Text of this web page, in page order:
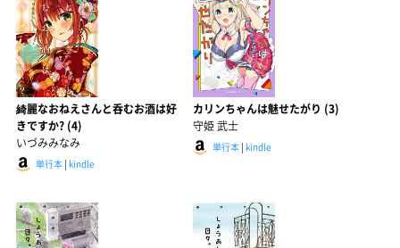
綺麗なおねえさんと呑むお酒は好
きですか? (4)
いづみみなみ
単行本 | kindle
カリンちゃんは魅せたがり (3)
守姫 武士
単行本| kindle